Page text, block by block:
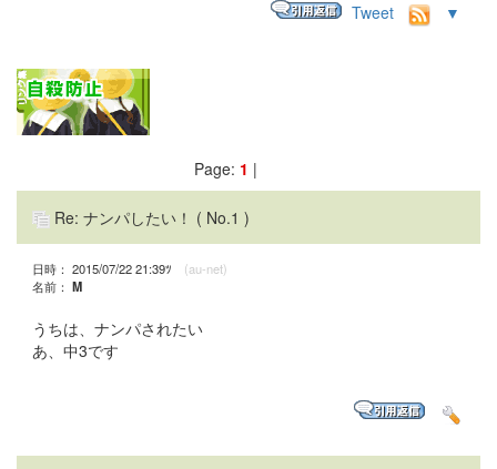
Tweet
▼
Page: 1 |
Re: ナンパしたい！ ( No.1 )
日時： 2015/07/22 21:39ﾂ (au-net)
名前： M
うちは、ナンパされたい
あ、中3です